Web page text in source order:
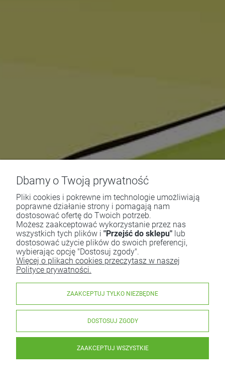
Dbamy o Twoją prywatność
Pliki cookies i pokrewne im technologie umożliwiają
poprawne działanie strony i pomagają nam
dostosować ofertę do Twoich potrzeb.
Możesz zaakceptować wykorzystanie przez nas
wszystkich tych plików i "Przejść do sklepu" lub
dostosować użycie plików do swoich preferencji,
wybierając opcję "Dostosuj zgody".
Więcej o plikach cookies przeczytasz w naszej
Polityce prywatności.
ZAAKCEPTUJ TYLKO NIEZBĘDNE
DOSTOSUJ ZGODY
ZAAKCEPTUJ WSZYSTKIE